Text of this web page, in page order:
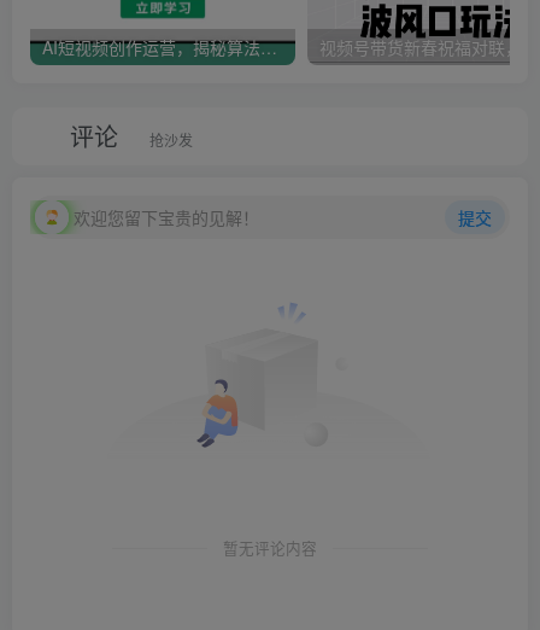
AI短视频创作运营，揭秘算法、文案创作与私域引流，助你掌握流量密码
评论 抢沙发
欢迎您留下宝贵的见解！ 提交
暂无评论内容